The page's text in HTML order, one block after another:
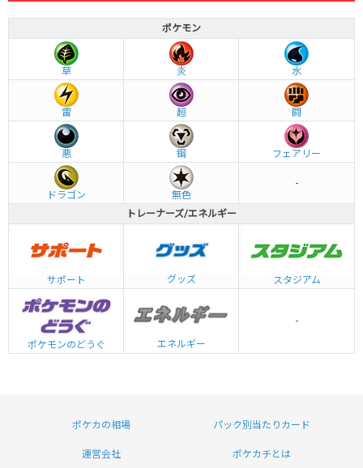
ポケモン
草 炎 水
雷 超 闘
悪 鋼 フェアリー
ドラゴン 無色
-
トレーナーズ/エネルギー
サポート グッズ スタジアム
ポケモンのどうぐ エネルギー
-
ポケカの相場 パック別当たりカード
運営会社 ポケカチとは